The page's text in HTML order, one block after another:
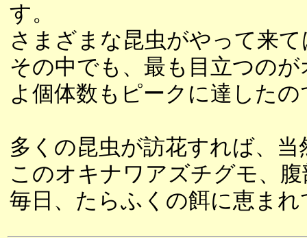
す。
さまざまな昆虫がやって来
その中でも、最も目立つの
よ個体数もピークに達した
多くの昆虫が訪花すれば、
このオキナワアズチグモ、
毎日、たらふくの餌に恵ま